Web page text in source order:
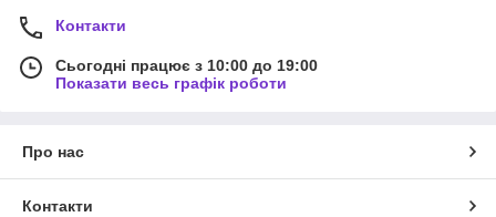
Контакти
Сьогодні працює з 10:00 до 19:00
Показати весь графік роботи
Про нас
Контакти